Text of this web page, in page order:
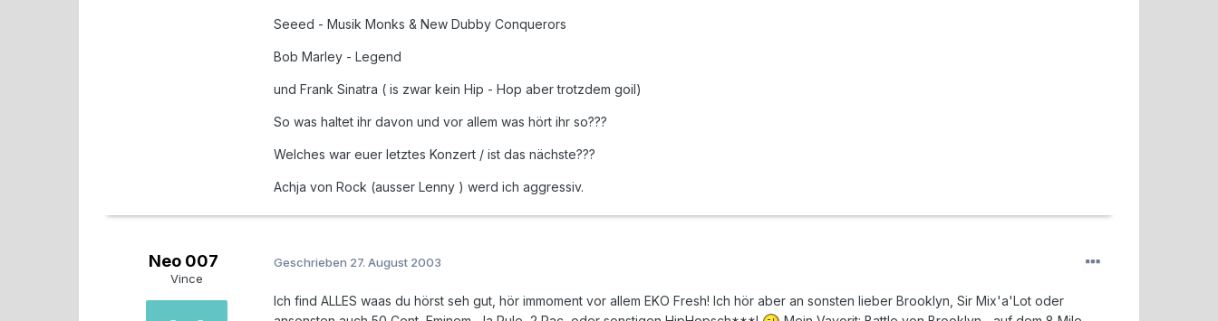
Seeed - Musik Monks & New Dubby Conquerors
Bob Marley - Legend
und Frank Sinatra ( is zwar kein Hip - Hop aber trotzdem goil)
So was haltet ihr davon und vor allem was hört ihr so???
Welches war euer letztes Konzert / ist das nächste???
Achja von Rock (ausser Lenny ) werd ich aggressiv.
Neo 007
Vince
Geschrieben 27. August 2003
Ich find ALLES waas du hörst seh gut, hör immoment vor allem EKO Fresh! Ich hör aber an sonsten lieber Brooklyn, Sir Mix'a'Lot oder